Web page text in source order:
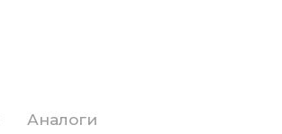
Аналоги